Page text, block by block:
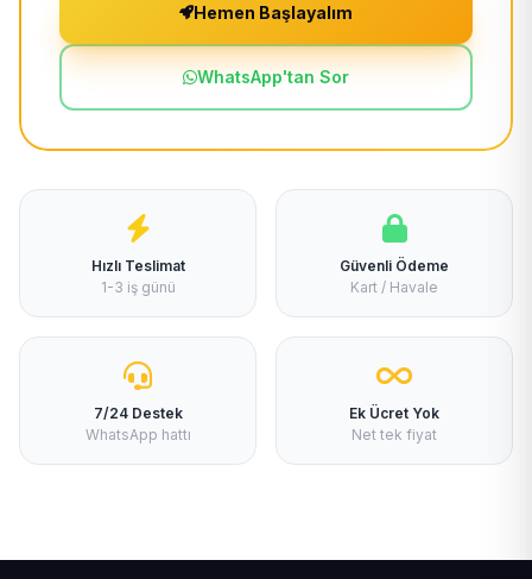
Hemen Başlayalım
WhatsApp'tan Sor
Hızlı Teslimat
1-3 iş günü
Güvenli Ödeme
Kart / Havale
7/24 Destek
WhatsApp hattı
Ek Ücret Yok
Net tek fiyat